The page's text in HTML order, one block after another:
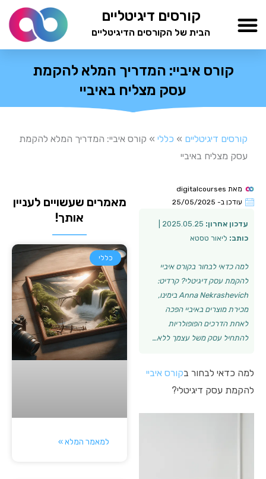
לתוכן
קורסים דיגיטליים
הבית של הקורסים הדיגיטליים
קורס איביי: המדריך המלא להקמת
עסק מצליח באיביי
קורסים דיגיטליים » כללי » קורס איביי: המדריך המלא להקמת
עסק מצליח באיביי
מאת
עודכן ב- 25/05/2025
עדכון אחרון:
כותב: ליאור טסטא
למה כדאי לבחור בקורס איביי
להקמת עסק דיגיטלי? קרדיט:
Anna Nekrashevich בימינו,
מכירת מוצרים באיביי הפכה
לאחת הדרכים הפופולריות
להתחיל עסק משל עצמך ללא…
למה כדאי לבחור בקורס איביי
להקמת עסק דיגיטלי?
מאמרים שעשויים לעניין
אותך!
כללי
למאמר המלא »